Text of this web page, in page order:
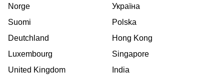
Norge
Suomi
Deutchland
Luxembourg
United Kingdom
Україна
Polska
Hong Kong
Singapore
India